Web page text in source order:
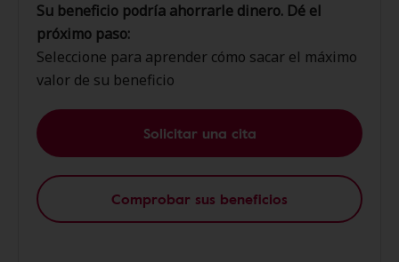
Su beneficio podría ahorrarle dinero. Dé el
próximo paso:
Seleccione para aprender cómo sacar el máximo
valor de su beneficio
Solicitar una cita
Comprobar sus beneficios